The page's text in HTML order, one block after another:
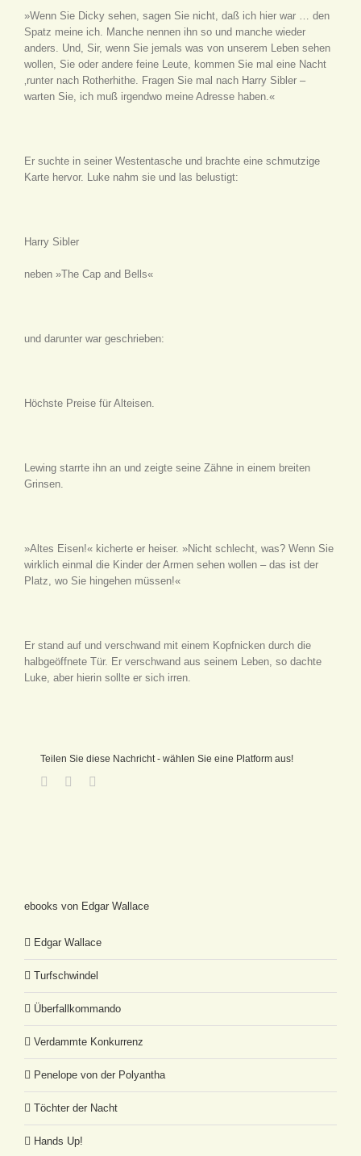
»Wenn Sie Dicky sehen, sagen Sie nicht, daß ich hier war … den
Spatz meine ich. Manche nennen ihn so und manche wieder
anders. Und, Sir, wenn Sie jemals was von unserem Leben sehen
wollen, Sie oder andere feine Leute, kommen Sie mal eine Nacht
‚runter nach Rotherhithe. Fragen Sie mal nach Harry Sibler –
warten Sie, ich muß irgendwo meine Adresse haben.«
Er suchte in seiner Westentasche und brachte eine schmutzige
Karte hervor. Luke nahm sie und las belustigt:
Harry Sibler
neben »The Cap and Bells«
und darunter war geschrieben:
Höchste Preise für Alteisen.
Lewing starrte ihn an und zeigte seine Zähne in einem breiten
Grinsen.
»Altes Eisen!« kicherte er heiser. »Nicht schlecht, was? Wenn Sie
wirklich einmal die Kinder der Armen sehen wollen – das ist der
Platz, wo Sie hingehen müssen!«
Er stand auf und verschwand mit einem Kopfnicken durch die
halbgeöffnete Tür. Er verschwand aus seinem Leben, so dachte
Luke, aber hierin sollte er sich irren.
Teilen Sie diese Nachricht - wählen Sie eine Platform aus!
ebooks von Edgar Wallace
Edgar Wallace
Turfschwindel
Überfallkommando
Verdammte Konkurrenz
Penelope von der Polyantha
Töchter der Nacht
Hands Up!